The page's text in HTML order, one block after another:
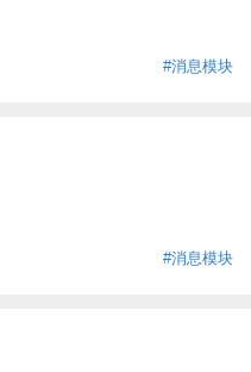
#消息模块
#消息模块